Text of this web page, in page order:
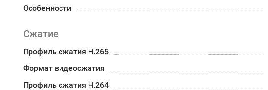
Особенности
Сжатие
Профиль сжатия H.265
Формат видеосжатия
Профиль сжатия H.264